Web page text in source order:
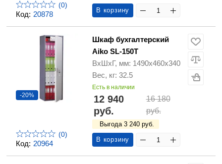
Код: 20878
(0)
В корзину
Код: 20964
-20%
(0)
Шкаф бухгалтерский
Aiko SL-150Т
ВхШхГ, мм: 1490х460х340
Вес, кг: 32.5
Есть в наличии
12 940
руб.
16 180
руб.
Выгода 3 240 руб.
В корзину